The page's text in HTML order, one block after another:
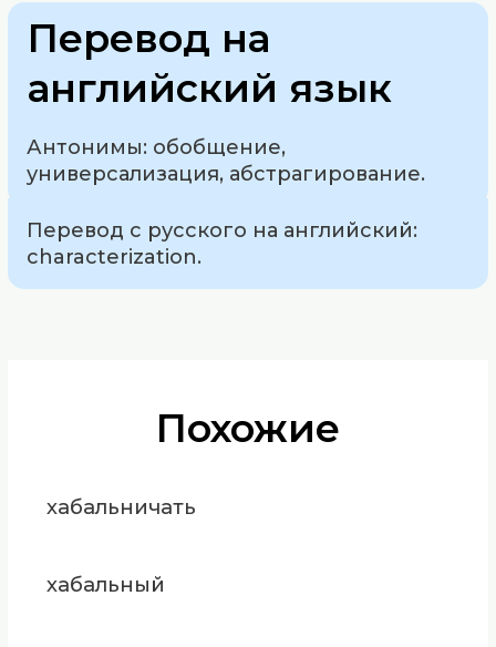
Перевод на
английский язык
Антонимы: обобщение,
универсализация, абстрагирование.
Перевод с русского на английский:
characterization.
Похожие
хабальничать
хабальный